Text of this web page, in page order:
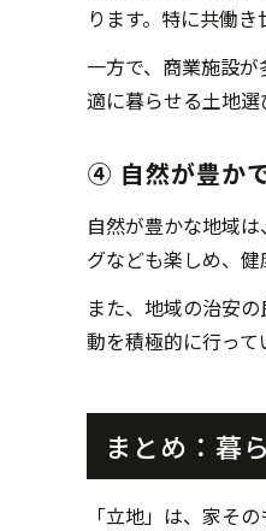
ります。特に共働
一方で、商業施設
適に暮らせる土地選
④ 自然が豊か
自然が豊かな地域
グなども楽しめ、健
また、地域の治安
動を積極的に行っ
まとめ：暮
「立地」は、家そ